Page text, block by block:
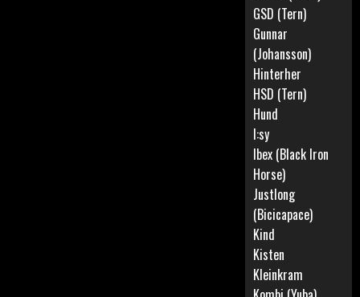
GSD (Tern)
Gunnar
(Johansson)
Hinterher
HSD (Tern)
Hund
I:sy
Ibex (Black Iron
Horse)
Justlong
(Bicicapace)
Kind
Kisten
Kleinkram